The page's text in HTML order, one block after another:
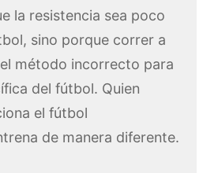
la resistencia sea poco
sino porque correr a
método incorrecto para
del fútbol. Quien
el fútbol
de manera diferente.